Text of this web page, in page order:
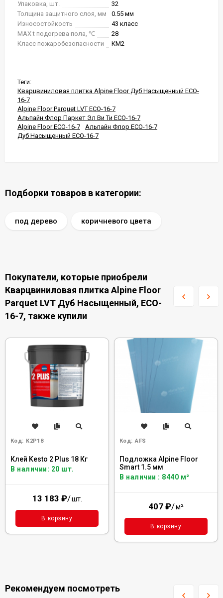
Упаковка, шт.
32
Толщина защитного слоя, мм
0.55 мм
Износостойкость
43 класс
MAX t подогрева пола, ℃
28
Класс пожаробезопасности
КМ2
Теги:
Кварцвиниловая плитка Alpine Floor Дуб Насыщенный ECO-
16-7
Alpine Floor Parquet LVT ECO-16-7
Альпайн Флор Паркет Эл Ви Ти ECO-16-7
Alpine Floor ECO-16-7
Альпайн Флор ECO-16-7
Дуб Насыщенный ECO-16-7
Подборки товаров в категории:
под дерево коричневого цвета
Покупатели, которые приобрели
Кварцвиниловая плитка Alpine Floor
Parquet LVT Дуб Насыщенный, ECO-
16-7, также купили
Код: K2P18
Клей Kesto 2 Plus 18 Кг
В наличии: 20 шт.
13 183 ₽/шт.
В корзину
Код: AFS
Подложка Alpine Floor
Smart 1.5 мм
В наличии : 8440 м²
407 ₽/м²
В корзину
Рекомендуем посмотреть